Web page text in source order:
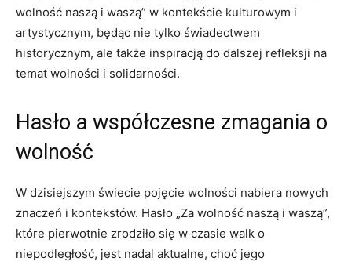
wolność naszą i ⁢waszą”⁣ w kontekście kulturowym i
artystycznym, będąc​ nie​ tylko ⁣świadectwem‍
historycznym, ale także inspiracją ‍do dalszej refleksji na
temat⁢ wolności i solidarności.
Hasło a ‍współczesne ‍zmagania o
wolność
W ⁢dzisiejszym świecie pojęcie wolności ⁢nabiera nowych
znaczeń i kontekstów. ​Hasło „Za⁤ wolność naszą i waszą”,
które pierwotnie zrodziło się w czasie‌ walk o
niepodległość,‌ jest nadal aktualne, choć ⁣jego